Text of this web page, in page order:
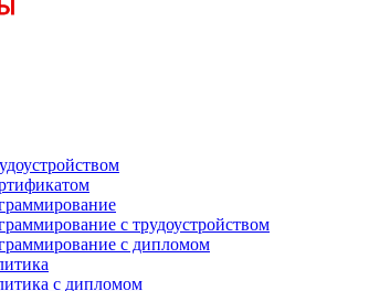
с трудоустройством
с дипломом
с дипломом